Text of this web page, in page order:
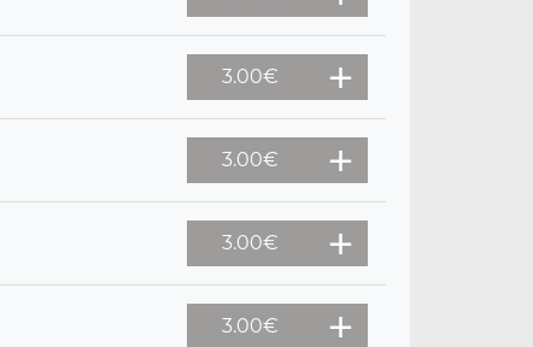
3.00€
3.00€
3.00€
3.00€